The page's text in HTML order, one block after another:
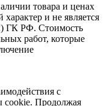
товара и ценах
и не является
ГК РФ. Стоимость
работ, которые
с
cookie. Продолжая